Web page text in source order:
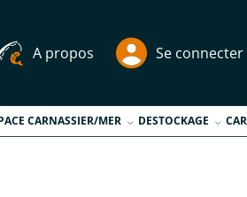
A propos Se connecter
CARNASSIER/MER DESTOCKAGE